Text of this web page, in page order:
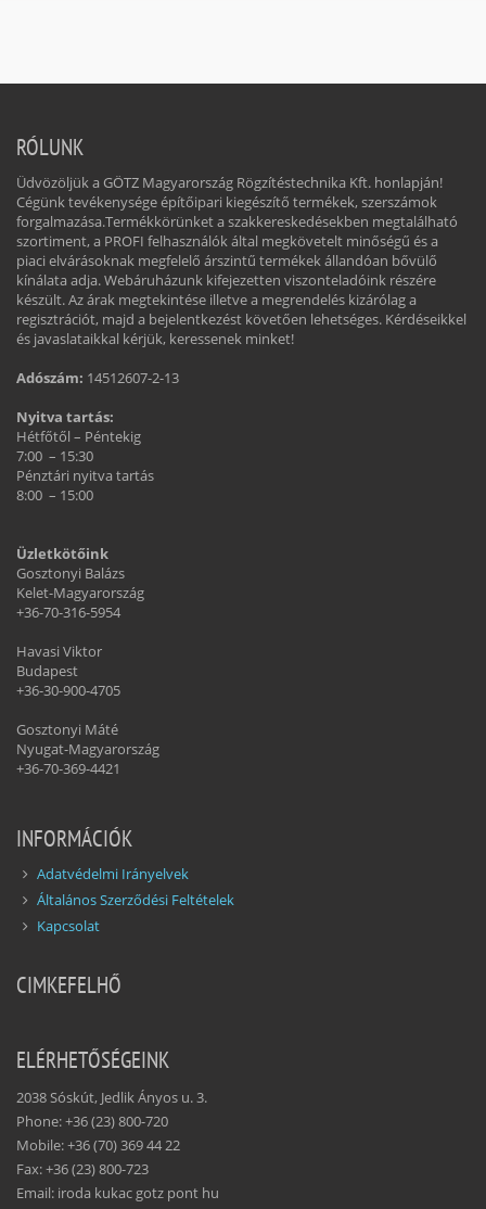
RÓLUNK
Üdvözöljük a GÖTZ Magyarország Rögzítéstechnika Kft. honlapján!
Cégünk tevékenysége építőipari kiegészítő termékek, szerszámok
forgalmazása.Termékkörünket a szakkereskedésekben megtalálható
szortiment, a PROFI felhasználók által megkövetelt minőségű és a
piaci elvárásoknak megfelelő árszintű termékek állandóan bővülő
kínálata adja. Webáruházunk kifejezetten viszonteladóink részére
készült. Az árak megtekintése illetve a megrendelés kizárólag a
regisztrációt, majd a bejelentkezést követően lehetséges. Kérdéseikkel
és javaslataikkal kérjük, keressenek minket!
Adószám: 14512607-2-13
Nyitva tartás:
Hétfőtől – Péntekig
7:00 – 15:30
Pénztári nyitva tartás
8:00 – 15:00
Üzletkötőink
Gosztonyi Balázs
Kelet-Magyarország
+36-70-316-5954
Havasi Viktor
Budapest
+36-30-900-4705
Gosztonyi Máté
Nyugat-Magyarország
+36-70-369-4421
INFORMÁCIÓK
Adatvédelmi Irányelvek
Általános Szerződési Feltételek
Kapcsolat
CIMKEFELHŐ
ELÉRHETŐSÉGEINK
2038 Sóskút, Jedlik Ányos u. 3.
Phone: +36 (23) 800-720
Mobile: +36 (70) 369 44 22
Fax: +36 (23) 800-723
Email: iroda kukac gotz pont hu